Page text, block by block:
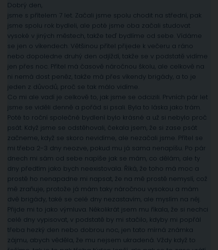
Dobrý den,
jsme s přítelem 7 let. Začali jsme spolu chodit na střední, pak
jsme spolu rok bydleli, ale poté jsme oba začali studovat
vysoké v jiných městech, takže teď bydlíme od sebe. Vídáme
se jen o víkendech. Většinou přítel přijede k večeru a ráno
nebo dopoledne druhý den odjíždí, takže se v podstatě vidíme
jen přes noc. Přítel má časově náročnou školu, ale celkově na
ni nemá dost peněz, takže má přes víkendy brigády, a to je
jeden z důvodů, proč se tak málo vidíme.
Co mi ale vadí je celkově to, jak jsme se odcizili. Prvních pár let
jsme se viděli denně a pořád si psali. Byla to láska jako trám.
Poté to roční společné bydlení bylo krásné a už si nebylo proč
psát. Když jsme se odstěhovali, čekala jsem, že si zase psát
začneme, když se skoro nevidíme, ale nezačali jsme. Přítel se
mi třeba 2-3 dny neozve, pokud mu já sama nenapíšu. Po pár
dnech mi sám od sebe napíše jak se mám, co dělám, ale ty
dny předtím jako bych neexistovala. Říká, že toho má moc a
prostě ho nenapadne mi napsat, že na mě prostě nemyslí, což
mě zraňuje, protože já mám taky náročnou vysokou a mám
dvě brigády, také se celé dny nezastavím, ale myslím na něj.
Přijde mi to jako výmluva. Několikrát jsem mu říkala, že si nechci
celé dny vypisovat, v podstatě by mi stačilo, kdyby mi popřál
třeba hezký den nebo dobrou noc, jen tato mírná známka
zájmu, abych věděla, že mu nejsem ukradená. Vždy když to